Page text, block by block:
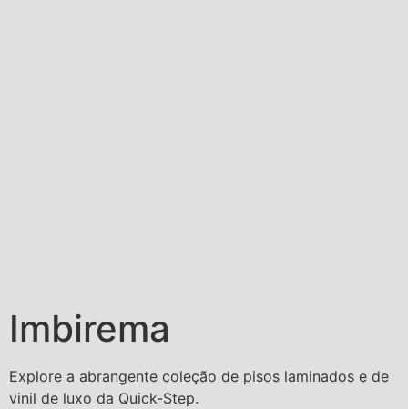
Imbirema
Explore a abrangente coleção de pisos laminados e de
vinil de luxo da Quick-Step.